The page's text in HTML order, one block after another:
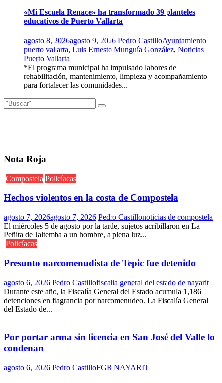
«Mi Escuela Renace» ha transformado 39 planteles
educativos de Puerto Vallarta
agosto 8, 2026agosto 9, 2026 Pedro CastilloAyuntamiento
puerto vallarta, Luis Ernesto Munguía González, Noticias
Puerto Vallarta
*El programa municipal ha impulsado labores de
rehabilitación, mantenimiento, limpieza y acompañamiento
para fortalecer las comunidades...
Nota Roja
Compostela Policíacas
Hechos violentos en la costa de Compostela
agosto 7, 2026agosto 7, 2026 Pedro Castillonoticias de compostela
El miércoles 5 de agosto por la tarde, sujetos acribillaron en La
Peñita de Jaltemba a un hombre, a plena luz...
Policíacas
Presunto narcomenudista de Tepic fue detenido
agosto 6, 2026 Pedro Castillofiscalia general del estado de nayarit
Durante este año, la Fiscalía General del Estado acumula 1,186
detenciones en flagrancia por narcomenudeo. La Fiscalía General
del Estado de...
Por portar arma sin licencia en San José del Valle lo
condenan
agosto 6, 2026 Pedro CastilloFGR NAYARIT